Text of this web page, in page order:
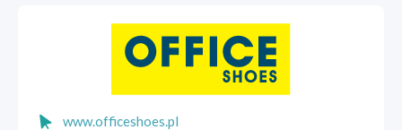
www.officeshoes.pl